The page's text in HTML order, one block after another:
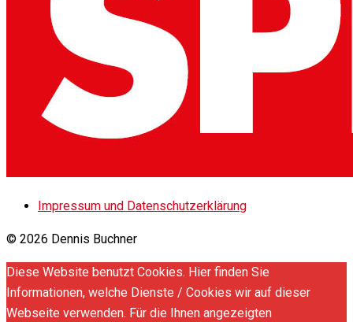
Impressum und Datenschutzerklärung
© 2026 Dennis Buchner
Diese Website benutzt Cookies. Hier finden Sie
Informationen, welche Dienste / Cookies wir auf dieser
Webseite verwenden. Für die Ihnen angezeigten